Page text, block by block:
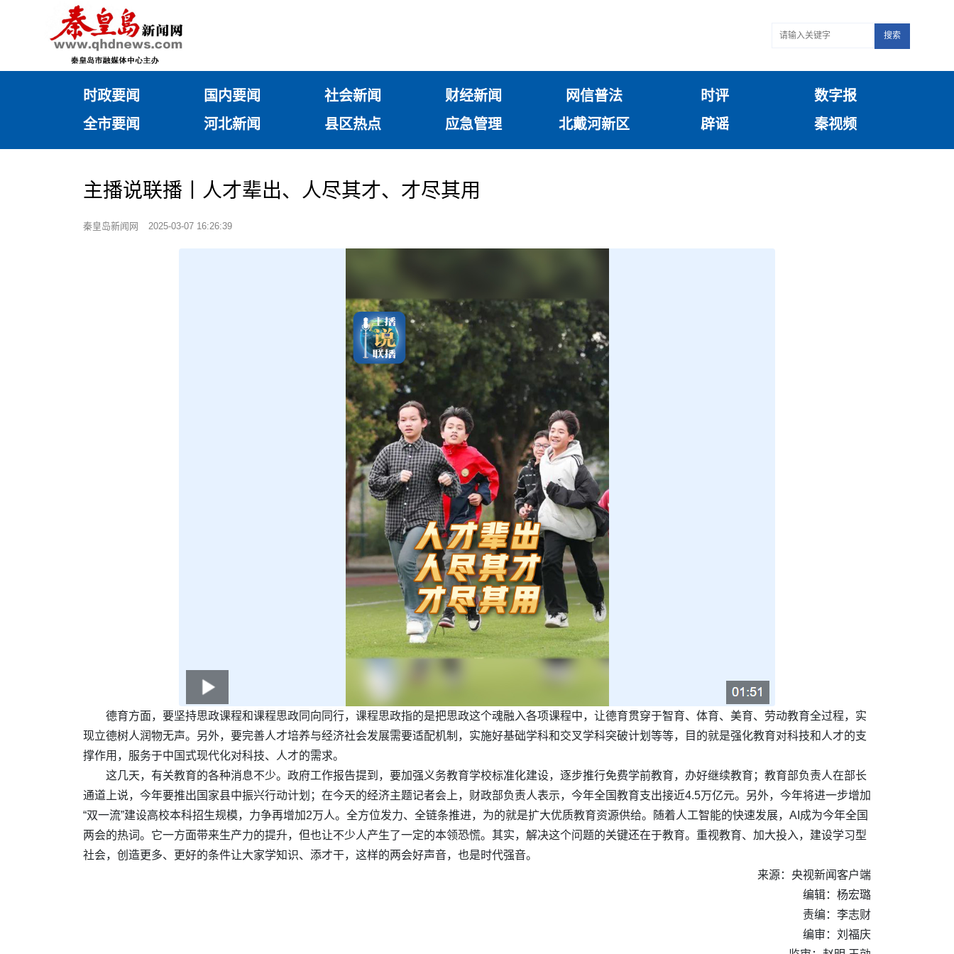
搜索
时政要闻 国内要闻 社会新闻 财经新闻 网信普法 时评
数字报
全市要闻
河北新闻 县区热点 应急管理 北戴河新区 辟谣 秦视频
主播说联播丨人才辈出、人尽其才、才尽其用
秦皇岛新闻网 2025-03-07 16:26:39
德育方面，要坚持思政课程和课程思政同向同行，课程思政指的是把思政这个魂融入各项课程中，让德育贯穿于智育、体育、美育、劳动教育全过程，实
现立德树人润物无声。另外，要完善人才培养与经济社会发展需要适配机制，实施好基础学科和交叉学科突破计划等等，目的就是强化教育对科技和人才的支
撑作用，服务于中国式现代化对科技、人才的需求。
这几天，有关教育的各种消息不少。政府工作报告提到，要加强义务教育学校标准化建设，逐步推行免费学前教育，办好继续教育；教育部负责人在部长
通道上说，今年要推出国家县中振兴行动计划；在今天的经济主题记者会上，财政部负责人表示，今年全国教育支出接近4.5万亿元。另外，今年将进一步增加
“双一流”建设高校本科招生规模，力争再增加2万人。全方位发力、全链条推进，为的就是扩大优质教育资源供给。随着人工智能的快速发展，AI成为今年全国
两会的热词。它一方面带来生产力的提升，但也让不少人产生了一定的本领恐慌。其实，解决这个问题的关键还在于教育。重视教育、加大投入，建设学习型
社会，创造更多、更好的条件让大家学知识、添才干，这样的两会好声音，也是时代强音。
来源：央视新闻客户端
编辑：杨宏璐
责编：李志财
编审：刘福庆